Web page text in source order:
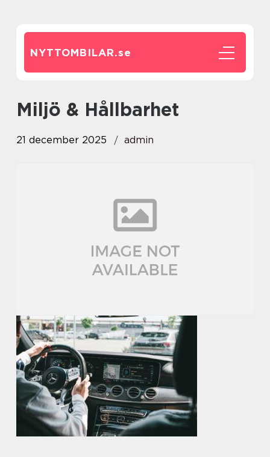
NYTTOMBILAR.se
Miljö & Hållbarhet
21 december 2025 admin